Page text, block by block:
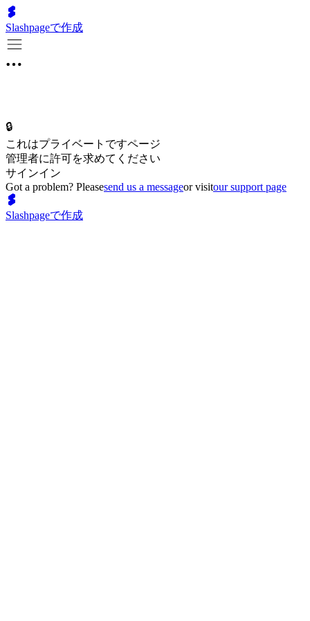
Slashpageで作成
🔒
これはプライベートですページ
管理者に許可を求めてください
サインイン
Got a problem? Pleasesend us a messageor visitour support page
Slashpageで作成